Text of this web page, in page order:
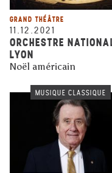
GRAND THÉÂTRE
11.12.2021
ORCHESTRE
LYON
Noël américain
MUSIQUE CLASSIQUE